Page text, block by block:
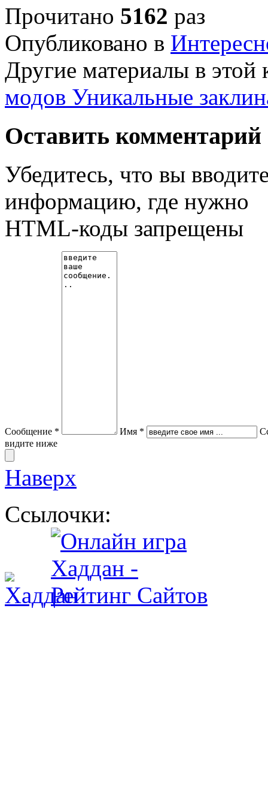
Прочитано 5162 раз
Опубликовано в
Другие материалы в этой
модов Уникальные
Оставить комментарий
Убедитесь, что вы
информацию, где нужно
HTML-коды запрещены
Сообщение * Имя *
видите ниже
Наверх
Ссылочки: